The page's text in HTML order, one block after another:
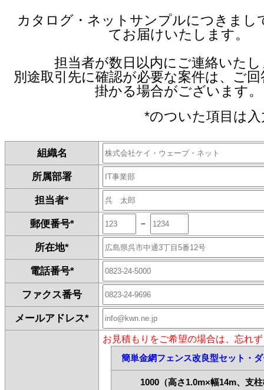
カタログ・ネットサンプルにつきまし
てお届けいたします。
担当者が数日以内にご連絡いた
別途取引先に確認が必要な案件は、ご
掛かる場合がございます。
*のついた項目は
組織名
所属部署
担当者*
郵便番号* －
所在地*
電話番号*
ファクス番号
メールアドレス*
お見積もりをご希望の場合は、忘れ
簡単金網フェンス改良型セット・
1000（高さ1.0m×幅14m、支